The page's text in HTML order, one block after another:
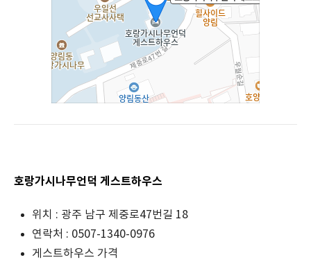
호랑가시나무언덕 게스트하우스
위치 : 광주 남구 제중로47번길 18
연락처 : 0507-1340-0976
게스트하우스 가격